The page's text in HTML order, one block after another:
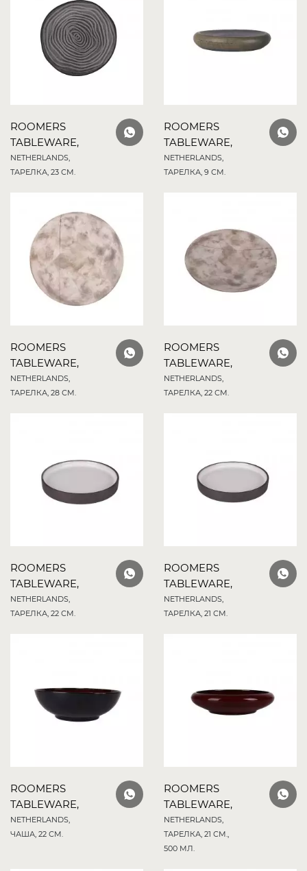
ROOMERS
TABLEWARE,
NETHERLANDS,
ТАРЕЛКА, 23 СМ.
ROOMERS
TABLEWARE,
NETHERLANDS,
ТАРЕЛКА, 9 СМ.
ROOMERS
TABLEWARE,
NETHERLANDS,
ТАРЕЛКА, 28 СМ.
ROOMERS
TABLEWARE,
NETHERLANDS,
ТАРЕЛКА, 22 СМ.
ROOMERS
TABLEWARE,
NETHERLANDS,
ТАРЕЛКА, 22 СМ.
ROOMERS
TABLEWARE,
NETHERLANDS,
ТАРЕЛКА, 21 СМ.
ROOMERS
TABLEWARE,
NETHERLANDS,
ЧАША, 22 СМ.
ROOMERS
TABLEWARE,
NETHERLANDS,
ТАРЕЛКА, 21 СМ.,
500 МЛ.